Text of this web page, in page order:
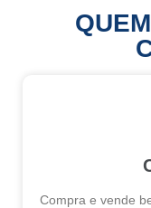
Compra e vende